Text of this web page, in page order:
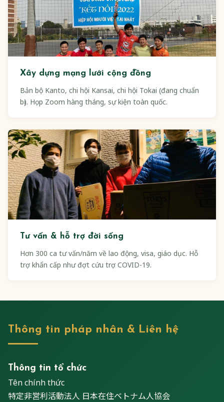
Xây dựng mạng lưới cộng đồng
Bản bộ Kanto, chi hội Kansai, chi hội Tokai (đang chuẩn
bị). Họp Zoom hàng tháng, sự kiện toàn quốc.
Tư vấn & hỗ trợ đời sống
Hơn 300 ca tư vấn/năm về lao động, visa, giáo dục. Hỗ
trợ khẩn cấp như đợt cứu trợ COVID-19.
Thông tin pháp nhân & Liên hệ
Thông tin tổ chức
Tên chính thức
特定非営利活動法人 日本在住ベトナム人協会